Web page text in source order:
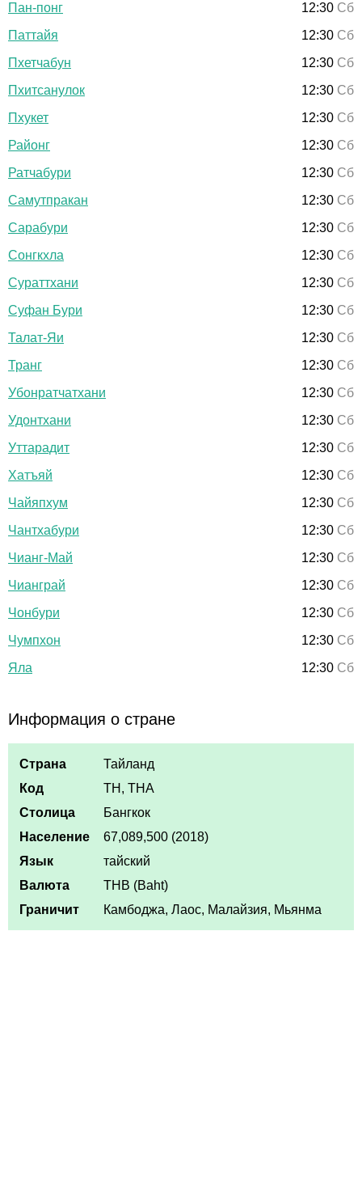
Пан-понг
12:30 Сб
Паттайя
12:30 Сб
Пхетчабун
12:30 Сб
Пхитсанулок
12:30 Сб
Пхукет
12:30 Сб
Районг
12:30 Сб
Ратчабури
12:30 Сб
Самутпракан
12:30 Сб
Сарабури
12:30 Сб
Сонгкхла
12:30 Сб
Сураттхани
12:30 Сб
Суфан Бури
12:30 Сб
Талат-Яи
12:30 Сб
Транг
12:30 Сб
Убонратчатхани
12:30 Сб
Удонтхани
12:30 Сб
Уттарадит
12:30 Сб
Хатъяй
12:30 Сб
Чайяпхум
12:30 Сб
Чантхабури
12:30 Сб
Чианг-Май
12:30 Сб
Чианграй
12:30 Сб
Чонбури
12:30 Сб
Чумпхон
12:30 Сб
Яла
12:30 Сб
Информация о стране
Страна
Тайланд
Код
TH, THA
Столица
Бангкок
Население
67,089,500 (2018)
Язык
тайский
Валюта
THB (Baht)
Граничит
Камбоджа, Лаос, Малайзия, Мьянма